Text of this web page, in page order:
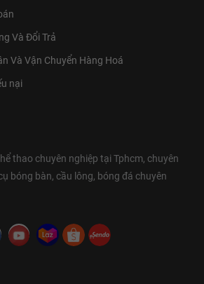
Và Đổi Trả
Và Vận Chuyển Hàng Hoá
nại
thao chuyên nghiệp tại Tphcm, chuyên
bóng bàn, cầu lông, bóng đá chuyên